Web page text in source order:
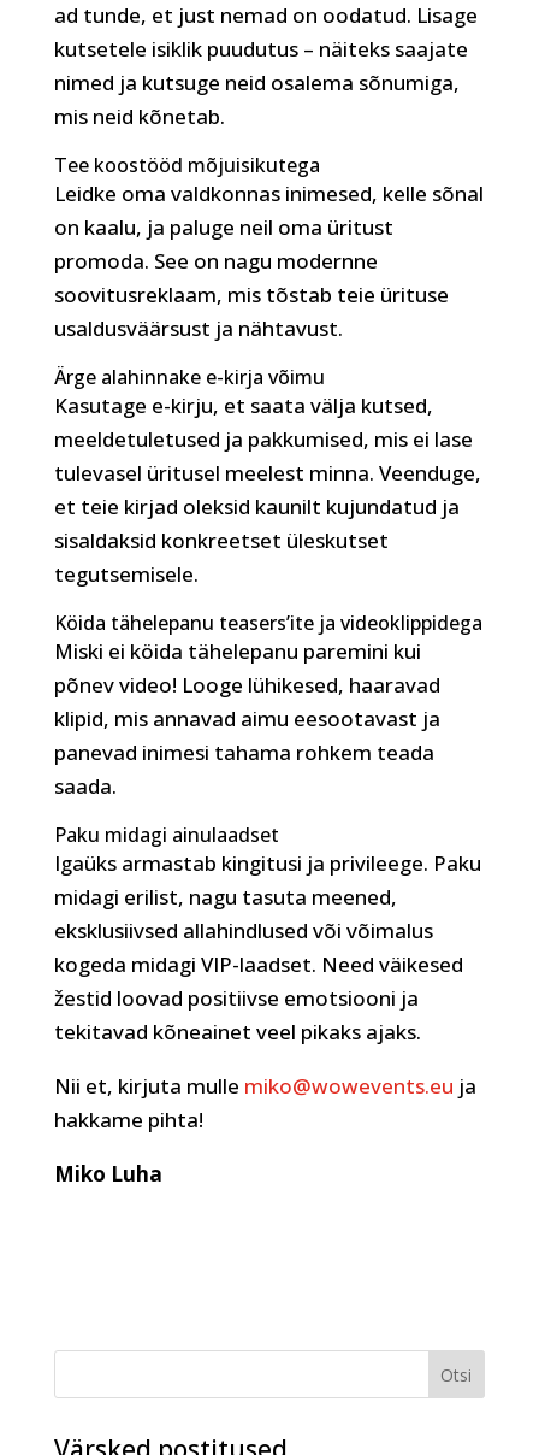
ad tunde, et just nemad on oodatud. Lisage
kutsetele isiklik puudutus – näiteks saajate
nimed ja kutsuge neid osalema sõnumiga,
mis neid kõnetab.
Tee koostööd mõjuisikutega
Leidke oma valdkonnas inimesed, kelle sõnal
on kaalu, ja paluge neil oma üritust
promoda. See on nagu modernne
soovitusreklaam, mis tõstab teie ürituse
usaldusväärsust ja nähtavust.
Ärge alahinnake e-kirja võimu
Kasutage e-kirju, et saata välja kutsed,
meeldetuletused ja pakkumised, mis ei lase
tulevasel üritusel meelest minna. Veenduge,
et teie kirjad oleksid kaunilt kujundatud ja
sisaldaksid konkreetset üleskutset
tegutsemisele.
Köida tähelepanu teasers’ite ja videoklippidega
Miski ei köida tähelepanu paremini kui
põnev video! Looge lühikesed, haaravad
klipid, mis annavad aimu eesootavast ja
panevad inimesi tahama rohkem teada
saada.
Paku midagi ainulaadset
Igaüks armastab kingitusi ja privileege. Paku
midagi erilist, nagu tasuta meened,
eksklusiivsed allahindlused või võimalus
kogeda midagi VIP-laadset. Need väikesed
žestid loovad positiivse emotsiooni ja
tekitavad kõneainet veel pikaks ajaks.
Nii et, kirjuta mulle miko@wowevents.eu ja
hakkame pihta!
Miko Luha